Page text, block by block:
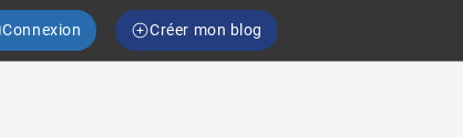
Connexion Créer mon blog